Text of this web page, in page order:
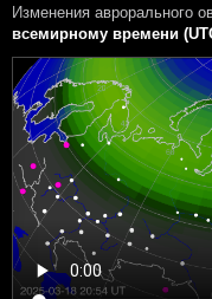
Изменения аврорального
всемирному времени